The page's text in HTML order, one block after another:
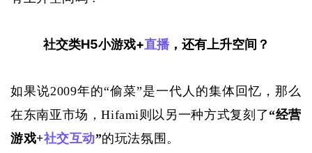
社交类H5小游戏+直播，还有上升空间？
如果说2009年的“偷菜”是一代人的集体回忆，那么
在东南亚市场，Hifami则以另一种方式复刻了“经营
游戏+社交互动”的玩法氛围。